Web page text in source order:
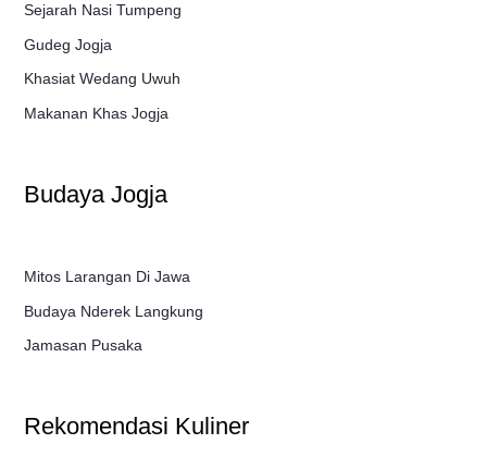
Sejarah Nasi Tumpeng
Gudeg Jogja
Khasiat Wedang Uwuh
Makanan Khas Jogja
Budaya Jogja
Mitos Larangan Di Jawa
Budaya Nderek Langkung
Jamasan Pusaka
Rekomendasi Kuliner